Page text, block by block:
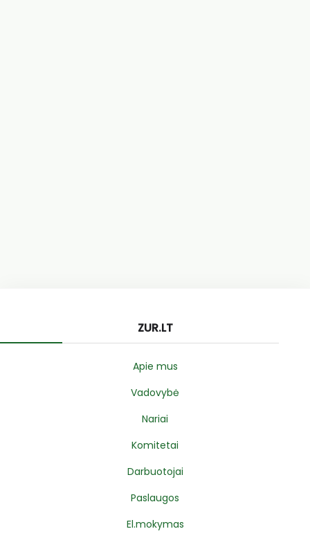
ZUR.LT
Apie mus
Vadovybė
Nariai
Komitetai
Darbuotojai
Paslaugos
El.mokymas